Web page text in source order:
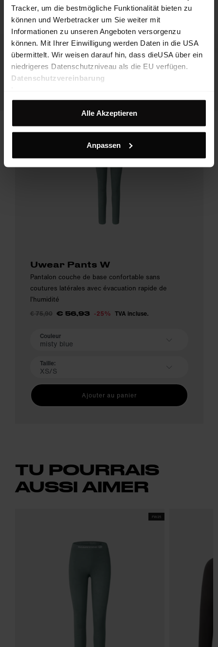
Tracker, um die bestmögliche Funktionalität bieten zu
können und Werbetracker um Sie weiter mit
Informationen zu unseren Angeboten versorgenzu
können. Mit Ihrer Einwilligung werden Daten in die USA
übermittelt. Wir weisen darauf hin, dass dieUSA über ein
niedrigeres Datenschutzniveau als die EU verfügen.
Datenschutzvereinbarung
Alle Akzeptieren
Anpassen
Uwear Pants W
Pantalon couche de base confortable sans
coutures latérales avec évacuation rapide de
l’humidité
€ 75,90 € 56,93 -25% TVA incluse.
Couleur
misty blue
Taille:
XS/S
Ajouter au panier
TU POURRAIS
AUSSI AIMER
FW25